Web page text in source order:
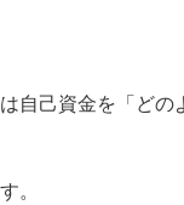
己資金を「どの
。